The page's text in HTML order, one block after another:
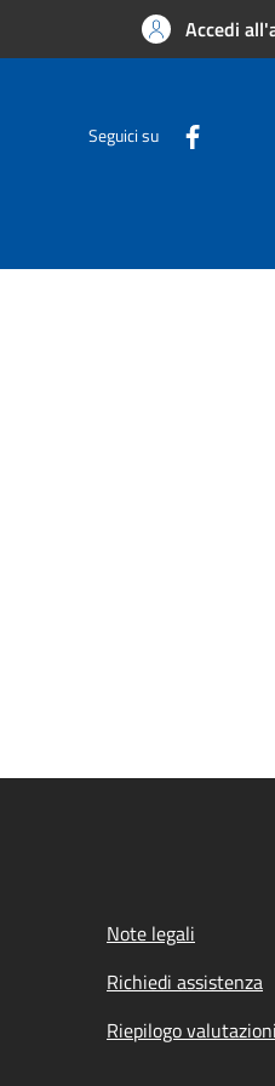
Accedi
Seguici su
Note legali
Richiedi assistenza
Riepilogo valutazioni